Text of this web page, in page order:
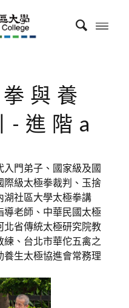
與養
-進階a
門弟子、國家級及國
際級太極拳裁判、玉捨
湖社區大學太極拳講
導老師、中華民國太極
省傳統太極研究院教
、台北市華佗五禽之
養生太極協進會常務理